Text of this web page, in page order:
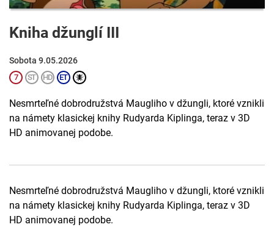
Kniha džunglí III
Sobota 9.05.2026
Nesmrteľné dobrodružstvá Maugliho v džungli, ktoré vznikli
na námety klasickej knihy Rudyarda Kiplinga, teraz v 3D
HD animovanej podobe.
Nesmrteľné dobrodružstvá Maugliho v džungli, ktoré vznikli
na námety klasickej knihy Rudyarda Kiplinga, teraz v 3D
HD animovanej podobe.